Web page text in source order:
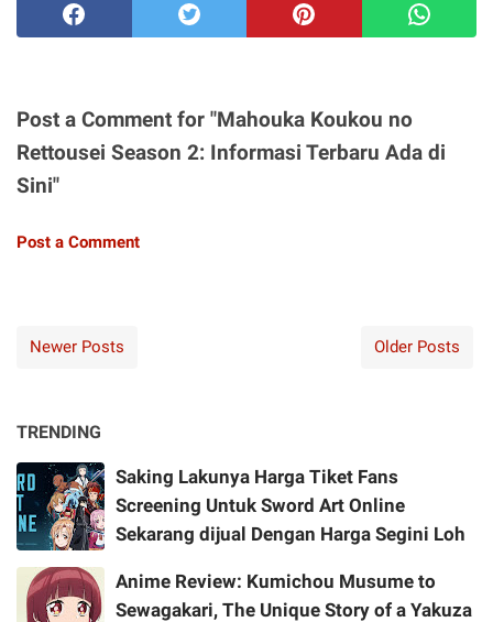
Post a Comment for "Mahouka Koukou no
Rettousei Season 2: Informasi Terbaru Ada di
Sini"
Post a Comment
Newer Posts Older Posts
TRENDING
Saking Lakunya Harga Tiket Fans
Screening Untuk Sword Art Online
Sekarang dijual Dengan Harga Segini Loh
Anime Review: Kumichou Musume to
Sewagakari, The Unique Story of a Yakuza